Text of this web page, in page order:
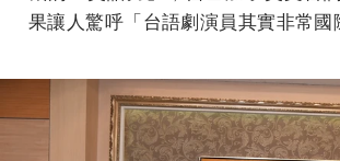
果讓人驚呼「台語劇演員其實非常國